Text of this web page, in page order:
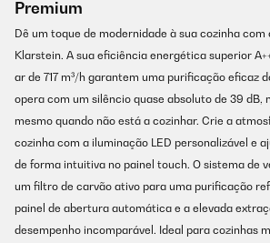
Premium
Dê um toque de modernidade à sua cozinha
Klarstein. A sua eficiência energética superior
ar de 717 m³/h garantem uma purificação eficaz
opera com um silêncio quase absoluto de 39 dB,
mesmo quando não está a cozinhar. Crie a
cozinha com a iluminação LED personalizável e
de forma intuitiva no painel touch. O sistema de
um filtro de carvão ativo para uma purificação
painel de abertura automática e a elevada
desempenho incomparável. Ideal para cozinhas